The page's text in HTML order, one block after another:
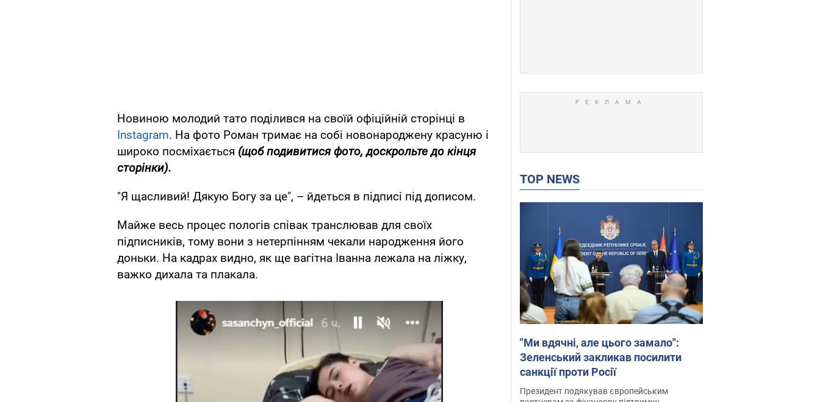
Новиною молодий тато поділився на своїй офіційній сторінці в
Instagram. На фото Роман тримає на собі новонароджену красуню і
широко посміхається (щоб подивитися фото, доскрольте до кінця
сторінки).
"Я щасливий! Дякую Богу за це", – йдеться в підписі під дописом.
Майже весь процес пологів співак транслював для своїх
підписників, тому вони з нетерпінням чекали народження його
доньки. На кадрах видно, як ще вагітна Іванна лежала на ліжку,
важко дихала та плакала.
TOP NEWS
"Ми вдячні, але цього замало":
Зеленський закликав посилити
санкції проти Росії
Президент подякував європейським